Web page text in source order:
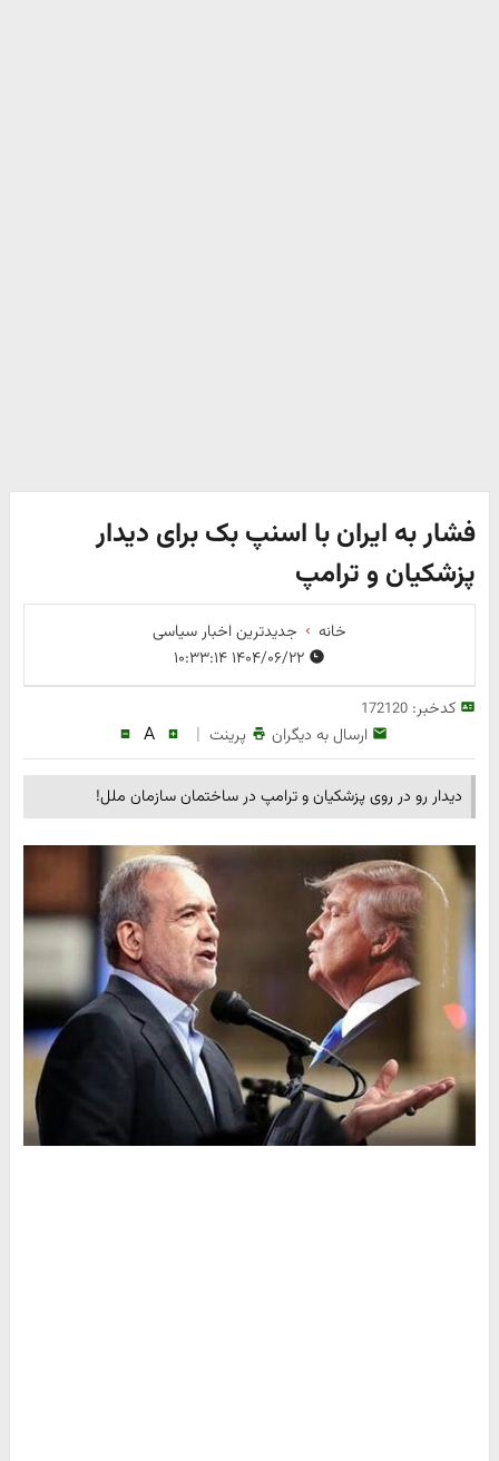
فشار به ایران با اسنپ بک برای دیدار
پزشکیان و ترامپ
خانه
جدیدترین اخبار سیاسی
کدخبر:172120
ارسال به دیگران پرینت |
A
دیدار رو در روی پزشکیان و ترامپ در ساختمان سازمان ملل!